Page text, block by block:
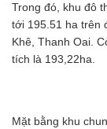
Trong đó, khu đô
tới 195.51 ha trên
Khê, Thanh Oai.
tích là 193,22ha.
Mặt bằng khu